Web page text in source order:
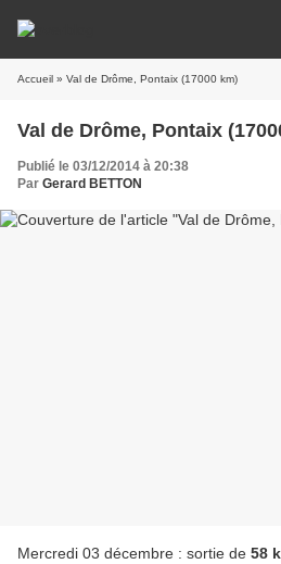
Accueil » Val de Drôme, Pontaix (17000 km)
Val de Drôme, Pontaix
Publié le 03/12/2014 à 20:38
Par Gerard BETTON
Mercredi 03 décembre : sortie de 58